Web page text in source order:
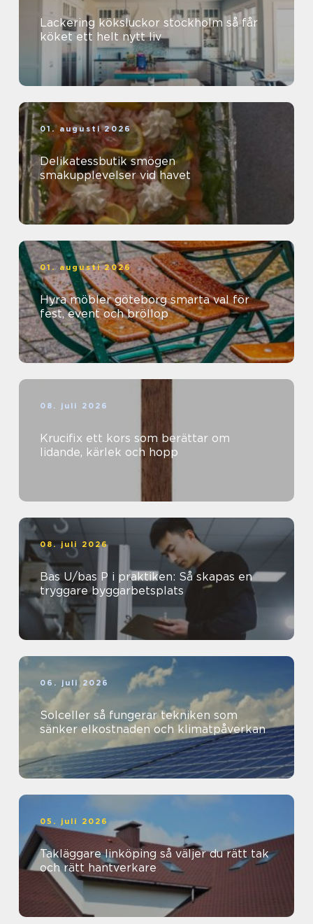
Lackering köksluckor stockholm så får
köket ett helt nytt liv
01. augusti 2026
Delikatessbutik smögen
smakupplevelser vid havet
01. augusti 2026
Hyra möbler göteborg smarta val för
fest, event och bröllop
08. juli 2026
Krucifix ett kors som berättar om
lidande, kärlek och hopp
08. juli 2026
Bas U/bas P i praktiken: Så skapas en
tryggare byggarbetsplats
06. juli 2026
Solceller så fungerar tekniken som
sänker elkostnaden och klimatpåverkan
05. juli 2026
Takläggare linköping så väljer du rätt tak
och rätt hantverkare